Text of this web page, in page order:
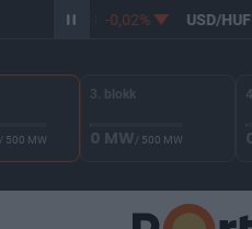
365,33 -0,02% USD/HUF
/ 500 MW
3. blokk
0 MW/ 500 MW